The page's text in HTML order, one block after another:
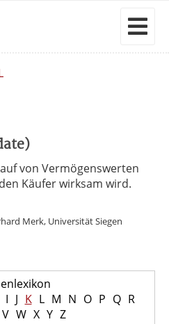
von Vermögenswerten
Käufer wirksam wird.
Merk, Universität Siegen
I J K L M N O P Q R
V W X Y Z